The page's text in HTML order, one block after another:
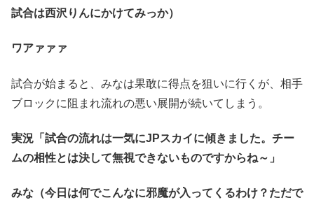
試合は西沢りんにかけてみっか）
ワアァァァ
試合が始まると、みなは果敢に得点を狙いに行くが、相手
ブロックに阻まれ流れの悪い展開が続いてしまう。
実況「試合の流れは一気にJPスカイに傾きました。チー
ムの相性とは決して無視できないものですからね～」
みな（今日は何でこんなに邪魔が入ってくるわけ？ただで